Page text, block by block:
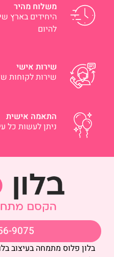
משלוח מהיר
היחידים בארץ
להיום
שירות אישי
שירות לקוחות שזמין
התאמה אישית
ניתן לעשות כל
9075
בלון פלוס מתמחה בעיצוב